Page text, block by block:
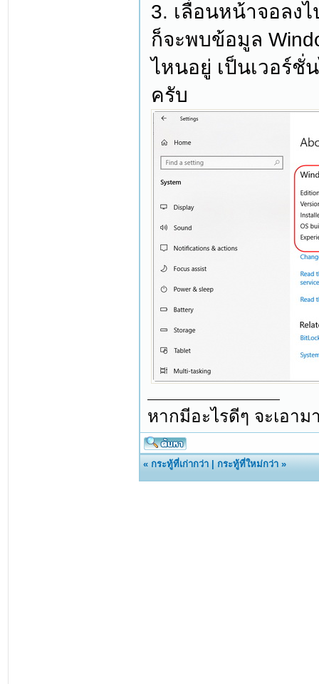
3. เลื่อนหน้าจอลง
ก็จะพบข้อมูล
ไหนอยู่ เป็นเวอร์ชั่
ครับ
หากมีอะไรดีๆ จะเอา
«กระทู้ที่เก่ากว่า |กระทู้ที่ใหม่กว่า »